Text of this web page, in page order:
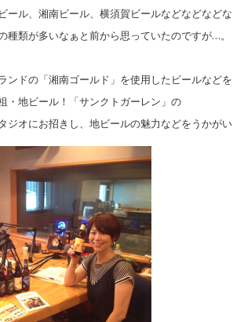
ール、湘南ビール、横須賀ビールなどなどなど
種類が多いなぁと前から思っていたのですが…。
ンドの「湘南ゴールド」を使用したビールなどを
・地ビール！「サンクトガーレン」の
ジオにお招きし、地ビールの魅力などをうかがい